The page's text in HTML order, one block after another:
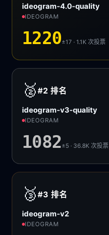
ideogram-4.0-quality
IDEOGRAM
1220±17 · 1.1K次投票
🥈 #2排名
ideogram-v3-quality
IDEOGRAM
1082±5 · 36.8K次投票
🥉 #3排名
ideogram-v2
IDEOGRAM